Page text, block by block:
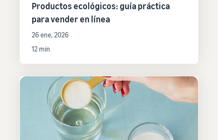
Productos ecológicos: guía práctica
para vender en línea
26 ene, 2026
12 min